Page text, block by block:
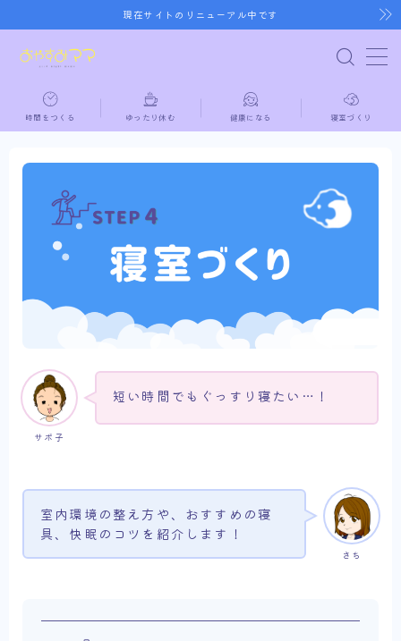
現在サイトのリニューアル中です
MENU
ホーム
ゆったり休む
寝室づくり
時間をつくる ゆったり休む 健康になる 寝室づくり
サボ子
短い時間でもぐっすり寝たい…！
さち
室内環境の整え方や、おすすめの寝
具、快眠のコツを紹介します！